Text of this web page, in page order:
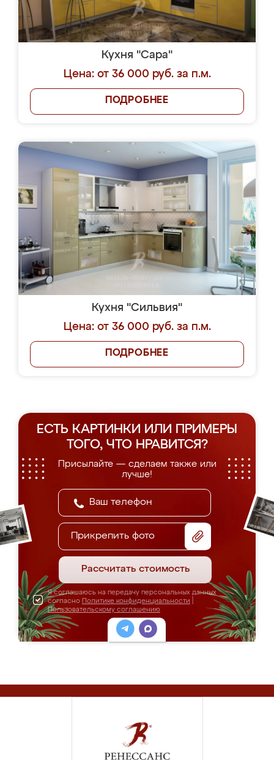
Кухня "Сара"
Цена: от 36 000 руб. за п.м.
ПОДРОБНЕЕ
Кухня "Сильвия"
Цена: от 36 000 руб. за п.м.
ПОДРОБНЕЕ
ЕСТЬ КАРТИНКИ ИЛИ ПРИМЕРЫ
ТОГО, ЧТО НРАВИТСЯ?
Присылайте — сделаем также или
лучше!
Прикрепить фото
Рассчитать стоимость
Я соглашаюсь на передачу персональных данных
согласно Политике конфиденциальности
Пользовательскому соглашению